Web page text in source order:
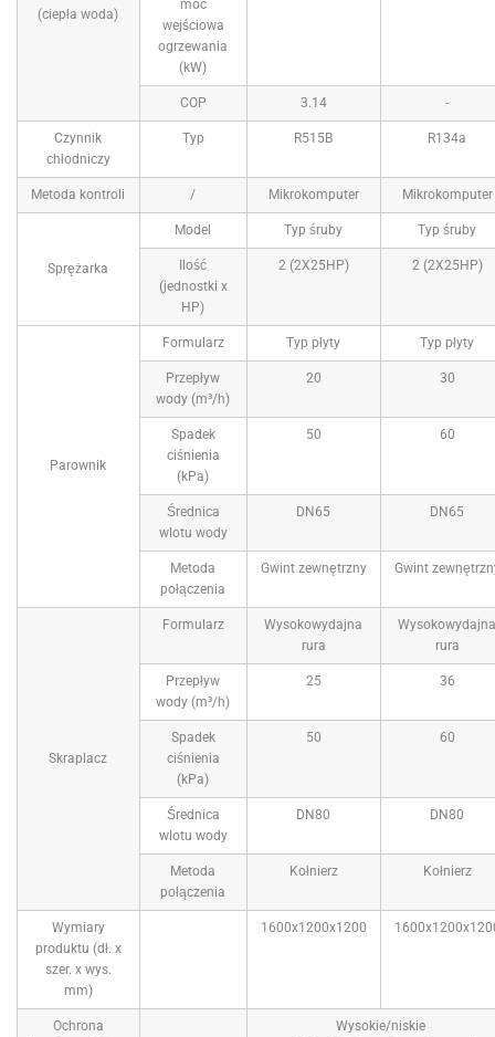
(ciepła woda)
moc
wejściowa
ogrzewania
(kW)
COP 3.14 -
Czynnik
chłodniczy
Typ R515B R134a
Metoda kontroli / Mikrokomputer Mikrokomputer
Sprężarka
Model Typ śruby Typ śruby
Ilość
(jednostki x
HP)
2 (2X25HP) 2 (2X25HP)
Parownik
Formularz Typ płyty Typ płyty
Przepływ
wody (m³/h)
20 30
Spadek
ciśnienia
(kPa)
50 60
Średnica
wlotu wody
DN65 DN65
Metoda
połączenia
Gwint zewnętrzny Gwint
Skraplacz
Formularz
Wysokowydajna
rura
rura
Przepływ
wody (m³/h)
25 36
Spadek
ciśnienia
(kPa)
50 60
Średnica
wlotu wody
DN80 DN80
Metoda
połączenia
Kołnierz Kołnierz
Wymiary
produktu (dł. x
szer. x wys.
mm)
1600x1200x1200
Ochrona
Wysokie/niskie